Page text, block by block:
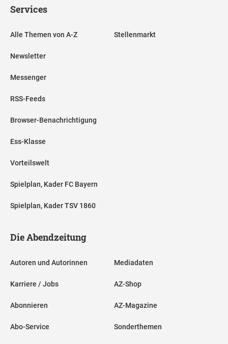
Services
Alle Themen von A-Z
Newsletter
Messenger
RSS-Feeds
Browser-Benachrichtigung
Ess-Klasse
Vorteilswelt
Spielplan, Kader FC Bayern
Spielplan, Kader TSV 1860
Stellenmarkt
Die Abendzeitung
Autoren und Autorinnen
Karriere / Jobs
Abonnieren
Abo-Service
Mediadaten
AZ-Shop
AZ-Magazine
Sonderthemen